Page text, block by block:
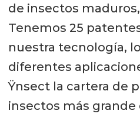
de insectos
Tenemos 25
nuestra tecnología,
diferentes
Ÿnsect la cartera de
insectos más